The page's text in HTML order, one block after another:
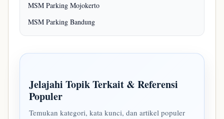
MSM Parking Mojokerto
MSM Parking Bandung
Jelajahi Topik Terkait & Referensi
Populer
Temukan kategori, kata kunci, dan artikel populer